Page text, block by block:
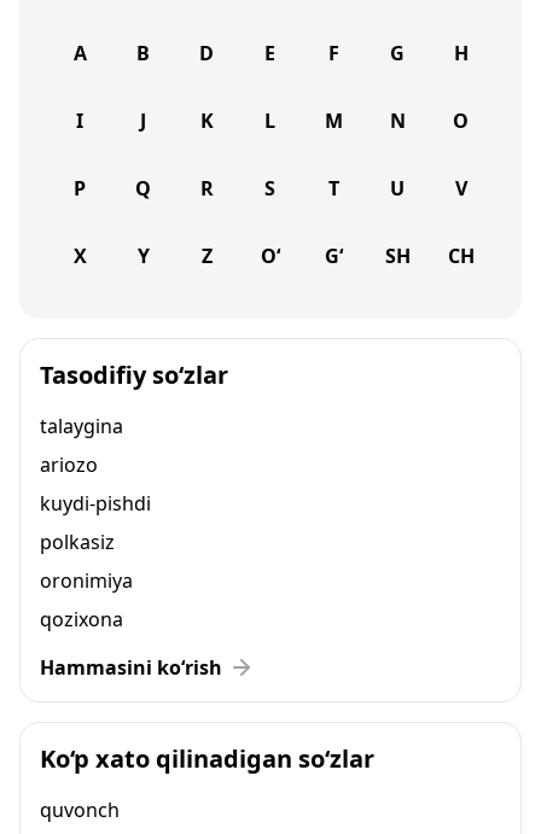
A B D E F G H
I J K L M N O
P Q R S T U V
X Y Z O‘ G‘ SH CH
Tasodifiy so‘zlar
talaygina
ariozo
kuydi-pishdi
polkasiz
oronimiya
qozixona
Hammasini ko‘rish
Ko‘p xato qilinadigan so‘zlar
quvonch